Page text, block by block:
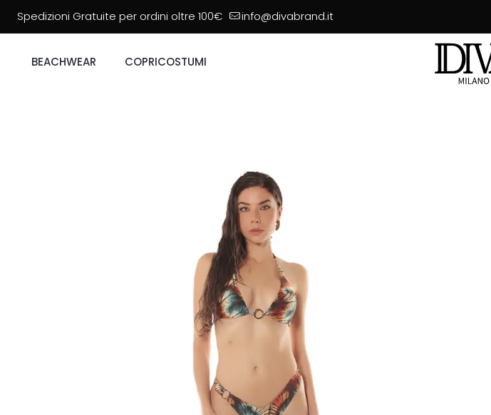
Spedizioni Gratuite per ordini oltre 100€ info@divabrand.it
BEACHWEAR COPRICOSTUMI